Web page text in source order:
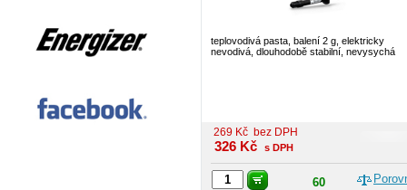
teplovodivá pasta, balení 2 g, elektricky
nevodivá, dlouhodobě stabilní, nevysychá
269 Kč bez DPH
326 Kč s DPH
60